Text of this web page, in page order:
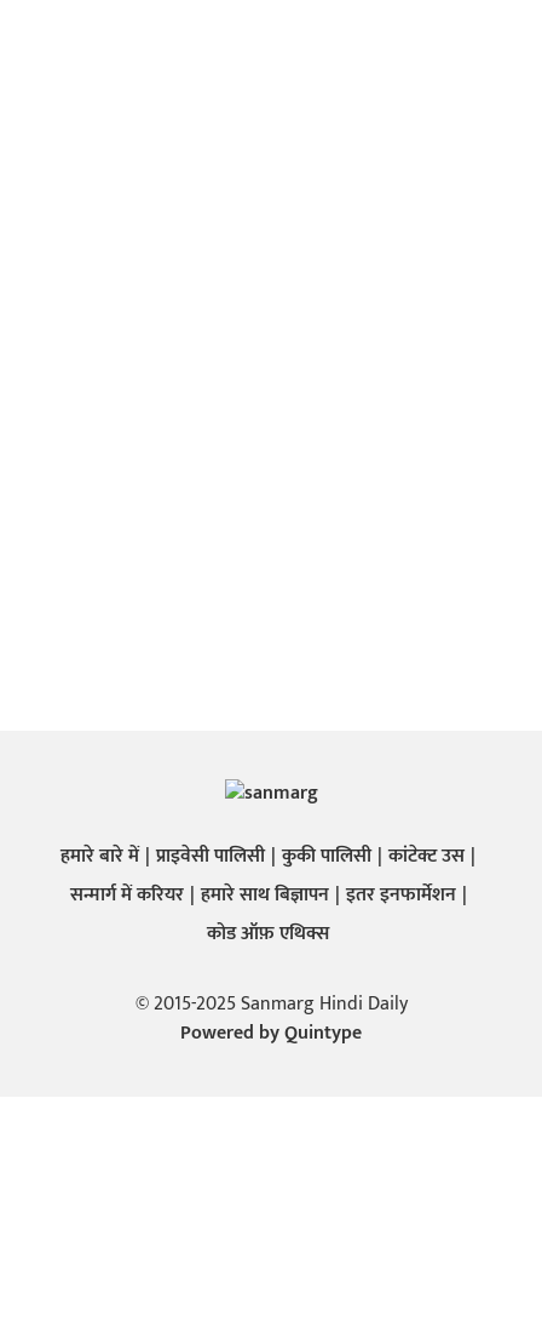
हमारे बारे में प्राइवेसी पालिसी कुकी पालिसी कांटेक्ट उस
सन्मार्ग में करियर हमारे साथ बिज्ञापन इतर इनफार्मेशन
कोड ऑफ़ एथिक्स
© 2015-2025 Sanmarg Hindi Daily
Powered byQuintype